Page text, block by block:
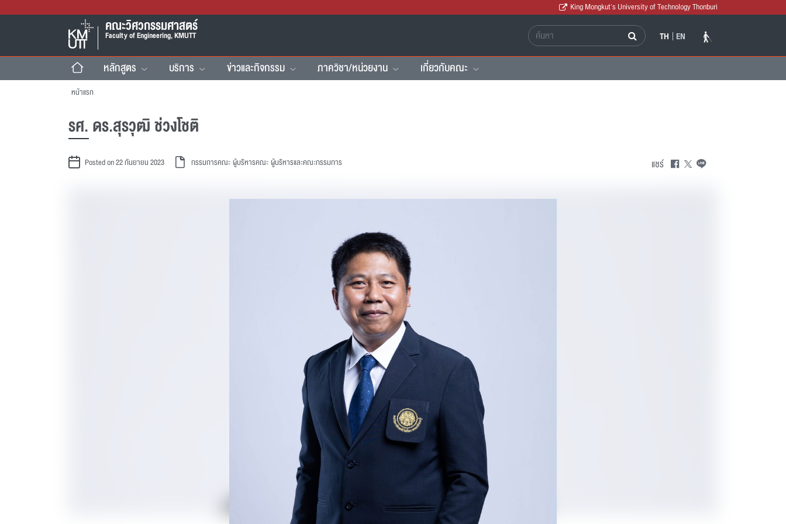
King Mongkut's University of Technology Thonburi
คณะวิศวกรรมศาสตร์
Faculty of Engineering, KMUTT TH EN
หลักสูตร บริการ ข่าวและกิจกรรม ภาควิชา/หน่วยงาน เกี่ยวกับคณะ
หน้าแรก
รศ. ดร.สุรวุฒิ ช่วงโชติ
Posted on 22 กันยายน 2023 กรรมการคณะผู้บริหารคณะผู้บริหารและคณะกรรมการ แชร์